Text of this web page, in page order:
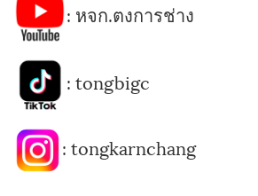
: หจก.ตงการช่าง
: tongbigc
: tongkarnchang